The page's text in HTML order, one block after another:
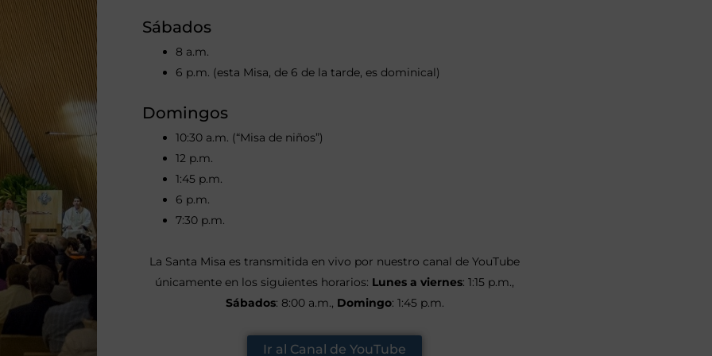
Sábados
8 a.m.
6 p.m. (esta Misa, de 6 de la tarde, es dominical)
Domingos
10:30 a.m. (“Misa de niños”)
12 p.m.
1:45 p.m.
6 p.m.
7:30 p.m.
La Santa Misa es transmitida en vivo por nuestro canal de YouTube
únicamente en los siguientes horarios: Lunes a viernes: 1:15 p.m.,
Sábados: 8:00 a.m., Domingo: 1:45 p.m.
Ir al Canal de YouTube